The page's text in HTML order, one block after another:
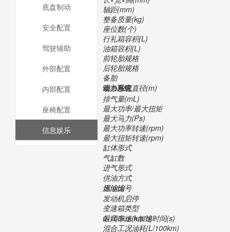
轴距(mm)
整备质量(kg)
座位数(个)
行礼箱容积(L)
油箱容积(L)
前轮胎规格
后轮胎规格
备胎
最小转弯直径(m)
动力系统
排气量(mL)
最大功率/最大扭矩
最大马力(Ps)
最大功率转速(rpm)
最大扭矩转速(rpm)
缸体形式
气缸数
进气形式
供油方式
压缩比
燃油编号
发动机启停
变速箱类型
最高车速(km/h)
0-100km/h加速时间(s)
混合工况油耗(L/100km)
底盘制动
安全配置
驾驶辅助
外部配置
内部配置
座椅配置
信息娱乐